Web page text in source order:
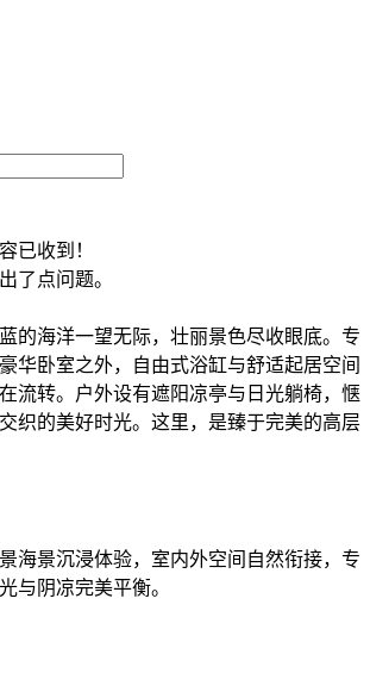
已收到！
了点问题。
的海洋一望无际，壮丽景色尽收眼底。专
华卧室之外，自由式浴缸与舒适起居空间
流转。户外设有遮阳凉亭与日光躺椅，惬
织的美好时光。这里，是臻于完美的高层
海景沉浸体验，室内外空间自然衔接，专
与阴凉完美平衡。